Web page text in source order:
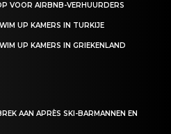
VOOR AIRBNB-VERHUURDERS
UP KAMERS IN TURKIJE
UP KAMERS IN GRIEKENLAND
AAN APRÈS SKI-BARMANNEN EN